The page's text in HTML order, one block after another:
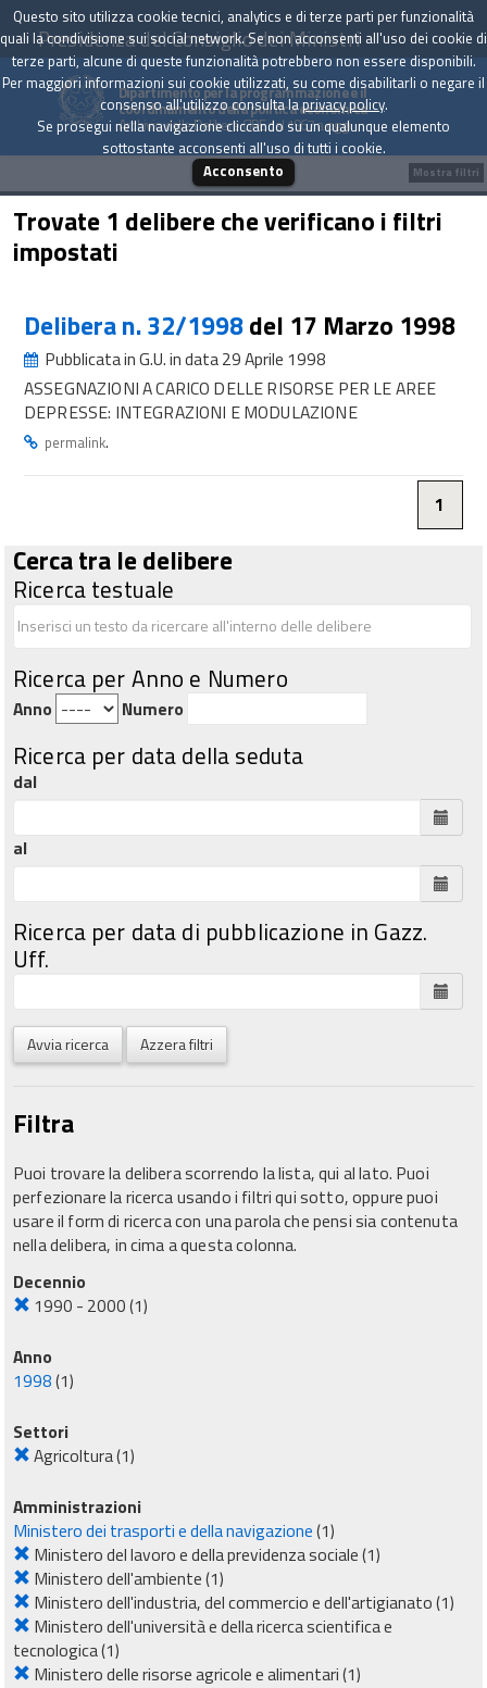
Presidenza del Consiglio dei Ministri
Dipartimento per la programmazione e il
coordinamento della politica economica
Archivio delle Delibere CIPE dal 1967 a oggi
Trovate 1 delibere che verificano i filtri
impostati
Delibera n. 32/1998del 17 Marzo 1998
Pubblicata in G.U. in data 29 Aprile 1998
ASSEGNAZIONI A CARICO DELLE RISORSE PER LE AREE
DEPRESSE: INTEGRAZIONI E MODULAZIONE
permalink.
1
Cerca tra le delibere
Ricerca testuale
Ricerca per Anno e Numero
Anno Numero
Ricerca per data della seduta
dal
al
Ricerca per data di pubblicazione in Gazz.
Uff.
Avvia ricerca Azzera filtri
Filtra
Puoi trovare la delibera scorrendo la lista, qui al lato. Puoi
perfezionare la ricerca usando i filtri qui sotto, oppure puoi
usare il form di ricerca con una parola che pensi sia contenuta
nella delibera, in cima a questa colonna.
Decennio
1990 - 2000(1)
Anno
1998(1)
Settori
Agricoltura(1)
Amministrazioni
Ministero dei trasporti e della navigazione(1)
Ministero del lavoro e della previdenza sociale(1)
Ministero dell'ambiente(1)
Ministero dell'industria, del commercio e dell'artigianato(1)
Ministero dell'università e della ricerca scientifica e
tecnologica(1)
Ministero delle risorse agricole e alimentari(1)
Mostra filtri
Questo sito utilizza cookie tecnici, analytics e di terze parti per funzionalità
quali la condivisione sui social network. Se non acconsenti all'uso dei cookie di
terze parti, alcune di queste funzionalità potrebbero non essere disponibili.
Per maggiori informazioni sui cookie utilizzati, su come disabilitarli o negare il
consenso all'utilizzo consulta laprivacy policy.
Se prosegui nella navigazione cliccando su un qualunque elemento
sottostante acconsenti all'uso di tutti i cookie.
Acconsento